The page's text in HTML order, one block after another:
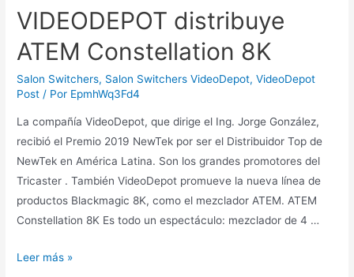
VIDEODEPOT distribuye
ATEM Constellation 8K
Salon Switchers, Salon Switchers VideoDepot,VideoDepot
Post / Por EpmhWq3Fd4
La compañía VideoDepot, que dirige el Ing. Jorge González,
recibió el Premio 2019 NewTek por ser el Distribuidor Top de
NewTek en América Latina. Son los grandes promotores del
Tricaster . También VideoDepot promueve la nueva línea de
productos Blackmagic 8K, como el mezclador ATEM. ATEM
Constellation 8K Es todo un espectáculo: mezclador de 4 …
Leer más »